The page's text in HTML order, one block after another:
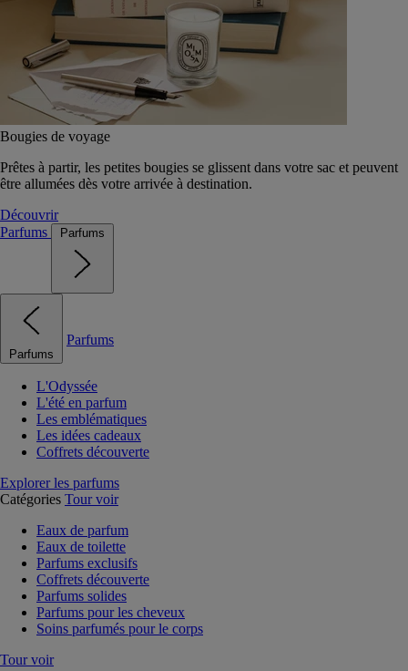
Bougies de voyage
Prêtes à partir, les petites bougies se glissent dans votre sac et peuvent
être allumées dès votre arrivée à destination.
Découvrir
Parfums
Parfums
Parfums
Parfums
L'Odyssée
L'été en parfum
Les emblématiques
Les idées cadeaux
Coffrets découverte
Explorer les parfums
Catégories Tour voir
Eaux de parfum
Eaux de toilette
Parfums exclusifs
Coffrets découverte
Parfums solides
Parfums pour les cheveux
Soins parfumés pour le corps
Tour voir